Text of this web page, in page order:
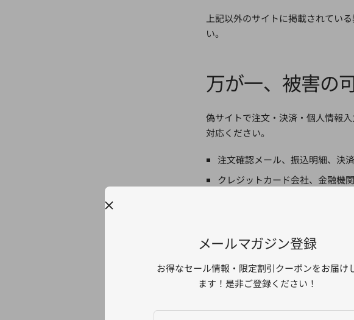
メールマガジン登録
お得なセール情報・限定割引クーポンをお届け
ます！是非ご登録ください！
上記以外のサイトに掲載されてい
い。
万が一、被害の
偽サイトで注文・決済・個人情報
対応ください。
注文確認メール、振込明細、決
クレジットカード会社、金融機
お客様にはご心配とご迷惑をおか
す。